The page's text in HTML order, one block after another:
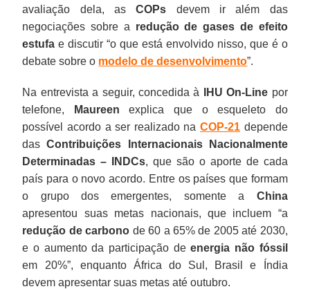
avaliação dela, asCOPs devem ir além das
negociações sobre a redução de gases de efeito
estufa e discutir “o que está envolvido nisso, que é o
debate sobre o modelo de desenvolvimento”.
Na entrevista a seguir, concedida à IHU On-Line por
telefone,
Maureen explica que o esqueleto do
possível acordo a ser realizado na COP-21 depende
dasContribuições Internacionais Nacionalmente
Determinadas – INDCs, que são o aporte de cada
país para o novo acordo. Entre os países que formam
o grupo dos emergentes, somente a China
apresentou suas metas nacionais, que incluem “a
redução de carbono de 60 a 65% de 2005 até 2030,
e o aumento da participação deenergia não fóssil
em 20%”, enquanto África do Sul, Brasil e Índia
devem apresentar suas metas até outubro.